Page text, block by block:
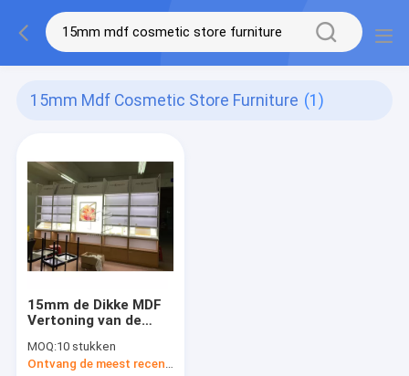
15mm Mdf Cosmetic Store Furniture (1)
15mm de Dikke MDF
Vertoning van de
Kosmetische
Opslagoem met TV-
MOQ:10 stukken
Ontvang de meest recente Prijs